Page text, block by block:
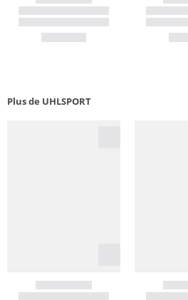
Plus de UHLSPORT